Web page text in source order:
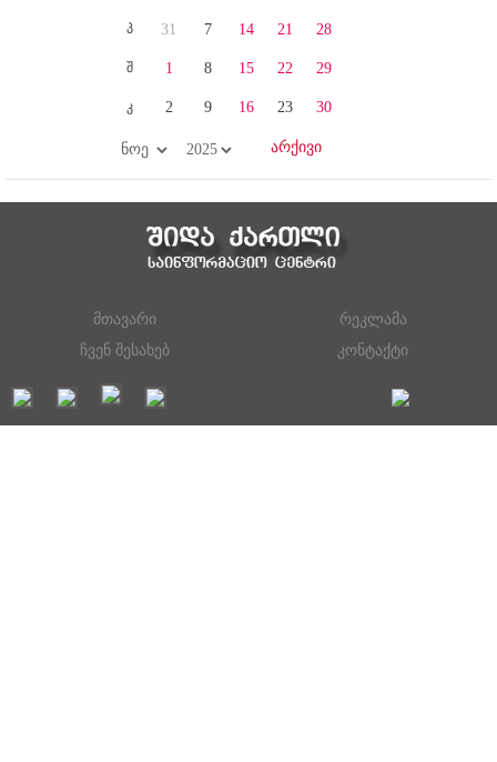
პ
შ
კ
31
1
2
7
8
9
14
15
16
21
22
23
28
29
30
მთავარი
რეკლამა
ჩვენ შესახებ
კონტაქტი